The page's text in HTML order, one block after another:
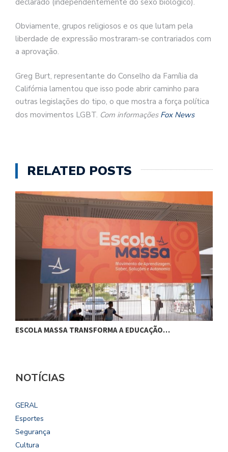
Obviamente, grupos religiosos e os que lutam pela
liberdade de expressão mostraram-se contrariados com
a aprovação.
Greg Burt, representante do Conselho da Família da
Califórnia lamentou que isso pode abrir caminho para
outras legislações do tipo, o que mostra a força política
dos movimentos LGBT. Com informações Fox News
RELATED POSTS
ESCOLA MASSA TRANSFORMA A EDUCAÇÃO…
NOTÍCIAS
GERAL
Esportes
Segurança
Cultura